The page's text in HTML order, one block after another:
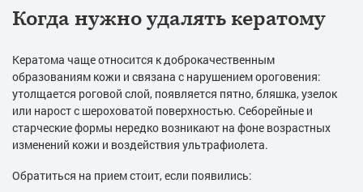
Когда нужно удалять кератому
Кератома чаще относится к доброкачественным
образованиям кожи и связана с нарушением ороговения:
утолщается роговой слой, появляется пятно, бляшка, узелок
или нарост с шероховатой поверхностью. Себорейные и
старческие формы нередко возникают на фоне возрастных
изменений кожи и воздействия ультрафиолета.
Обратиться на прием стоит, если появились: